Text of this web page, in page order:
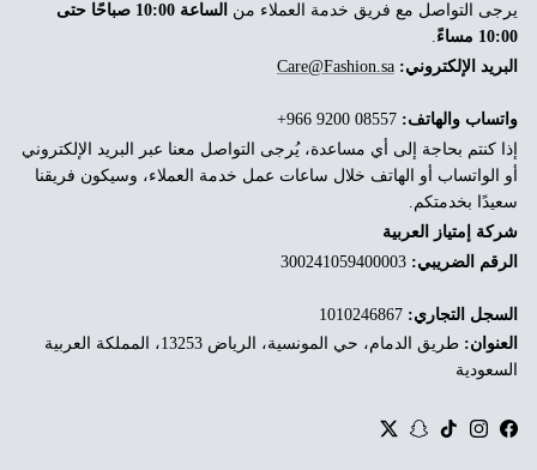
يرجى التواصل مع فريق خدمة العملاء من
الساعة 10:00 صباحًا حتى
10:00 مساءً
.
البريد الإلكتروني: Care@Fashion.sa
واتساب والهاتف:
إذا كنتم بحاجة إلى أي مساعدة، يُرجى التواصل معنا عبر البريد الإلكتروني
أو الواتساب أو الهاتف خلال ساعات عمل خدمة العملاء، وسيكون فريقنا
سعيدًا بخدمتكم.
شركة إمتياز العربية
الرقم الضريبي:
السجل التجاري:
العنوان:
طريق الدمام، حي المونسية، الرياض 13253، المملكة العربية
السعودية
Facebook
Instagram
TikTok
Snapchat
Twitter